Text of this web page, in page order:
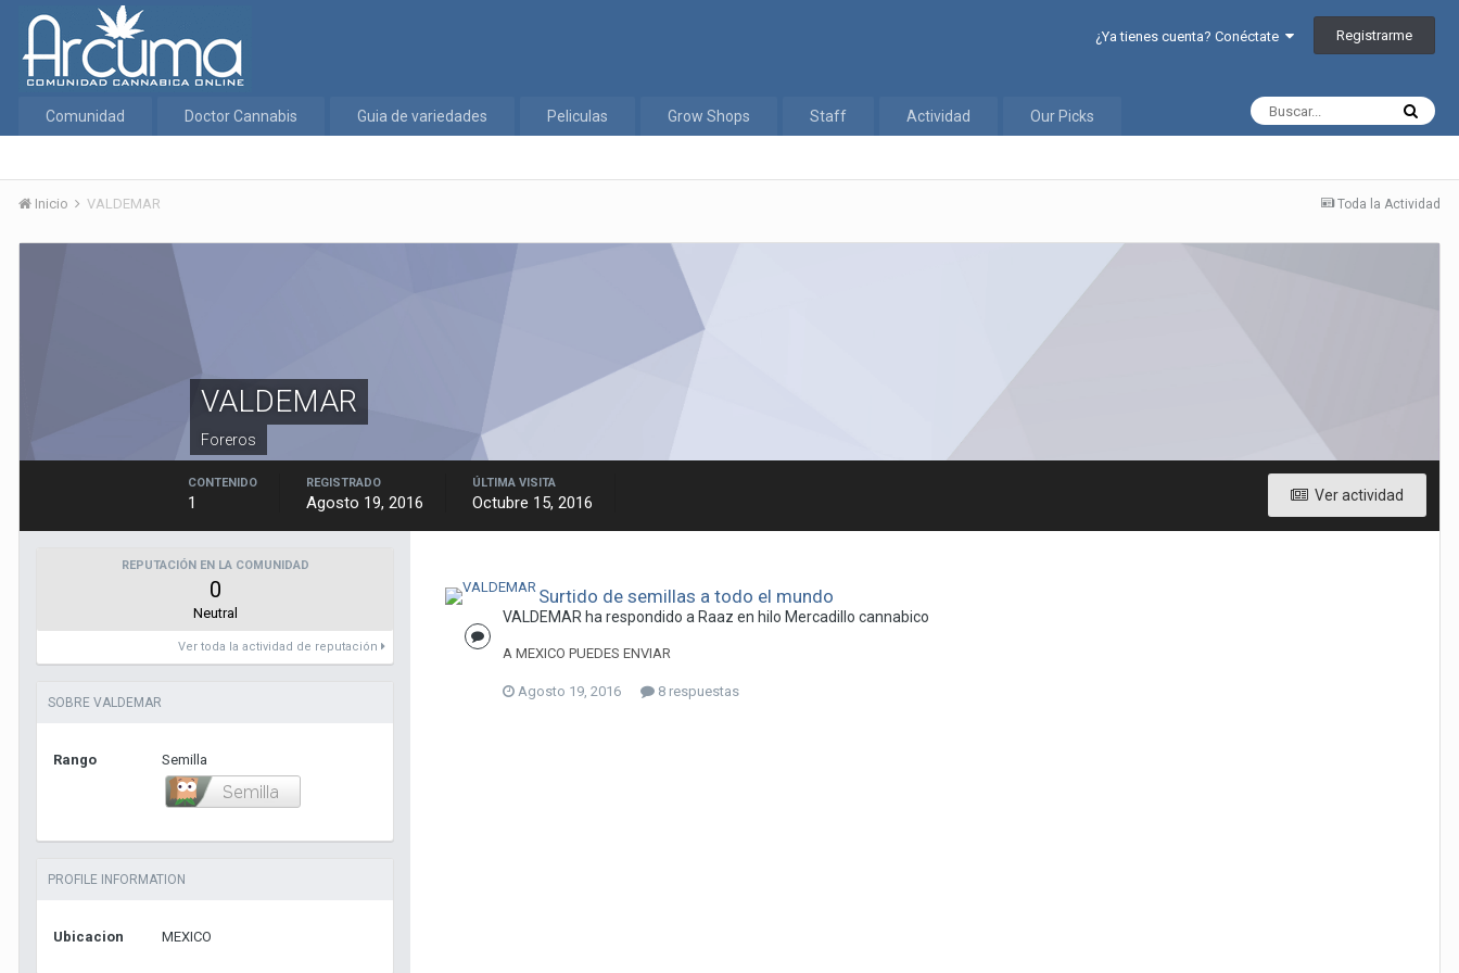
¿Ya tienes cuenta? Conéctate Registrarme
Comunidad Doctor Cannabis Guia de variedades Peliculas Grow Shops Staff Actividad Our Picks
Toda la Actividad
Inicio VALDEMAR
VALDEMAR
Foreros
Ver actividad
CONTENIDO
1
REGISTRADO
Agosto 19, 2016
ÚLTIMA VISITA
Octubre 15, 2016
REPUTACIÓN EN LA COMUNIDAD
0
Neutral
Ver toda la actividad de reputación
SOBRE VALDEMAR
Rango Semilla
PROFILE INFORMATION
Ubicacion MEXICO
Surtido de semillas a todo el mundo
VALDEMAR ha respondido a Raaz en hilo Mercadillo cannabico
A MEXICO PUEDES ENVIAR
Agosto 19, 2016 8 respuestas